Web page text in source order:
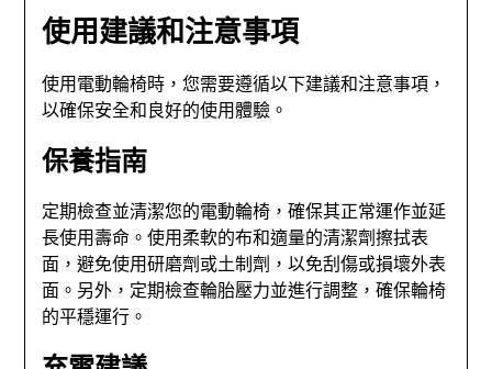
使用建議和注意事項
使用電動輪椅時，您需要遵循以下建議和注意事項，
以確保安全和良好的使用體驗。
保養指南
定期檢查並清潔您的電動輪椅，確保其正常運作並延
長使用壽命。使用柔軟的布和適量的清潔劑擦拭表
面，避免使⽤研磨劑或⼟制劑，以免刮傷或損壞外表
面。另外，定期檢查輪胎壓力並進行調整，確保輪椅
的平穩運行。